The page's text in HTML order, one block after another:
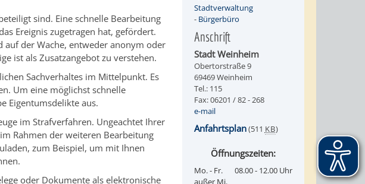
sind. Eine schnelle Bearbeitung
Ereignis zugetragen hat, gefördert.
auf der Wache, entweder anonym oder
ist als Zusatzangebot zu verstehen.
Sachverhaltes im Mittelpunkt. Es
Um eine möglichst schnelle
Eigentumsdelikte aus.
im Strafverfahren. Ungeachtet Ihrer
Rahmen der weiteren Bearbeitung
zum Beispiel, um mit Ihnen
oder Dokumente als elektronische
Stadtverwaltung
- Bürgerbüro
Anschrift
Stadt Weinheim
Obertorstraße 9
69469 Weinheim
Tel.: 115
Fax: 06201 / 82 - 268
e-mail
Anfahrtsplan(511 KB)
Öffnungszeiten:
Mo. - Fr.
außer Mi.
08.00 - 12.00 Uhr